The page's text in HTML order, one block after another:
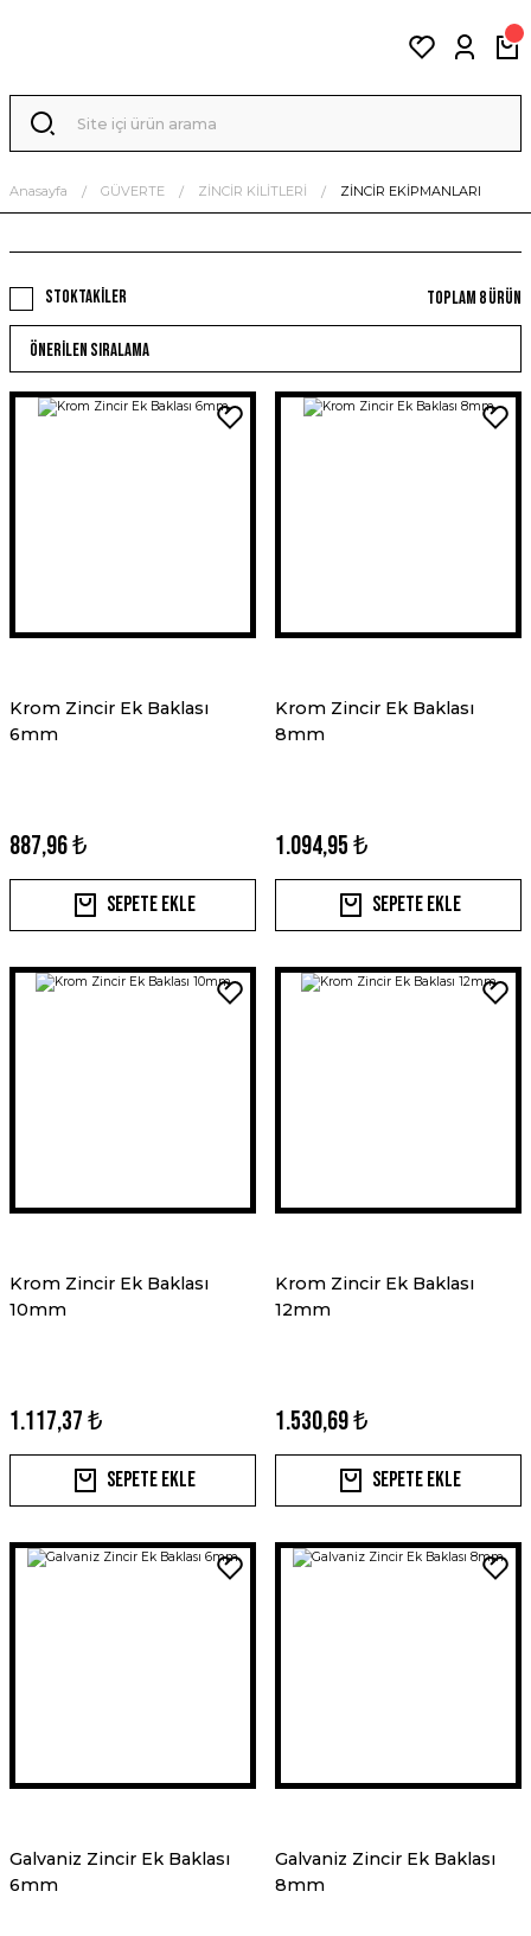
Anasayfa GÜVERTE ZİNCİR KİLİTLERİ ZİNCİR EKİPMANLARI
Stoktakiler Toplam 8 ürün
Krom Zincir Ek Baklası
6mm
887,96 ₺
Sepete Ekle
Krom Zincir Ek Baklası
8mm
1.094,95 ₺
Sepete Ekle
Krom Zincir Ek Baklası
10mm
1.117,37 ₺
Sepete Ekle
Krom Zincir Ek Baklası
12mm
1.530,69 ₺
Sepete Ekle
Galvaniz Zincir Ek Baklası
6mm
Galvaniz Zincir Ek Baklası
8mm